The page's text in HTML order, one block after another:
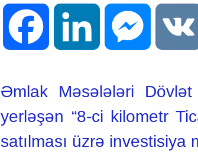
Facebook LinkedIn Messenger
Əmlak Məsələləri
yerləşən “8-ci kilometr
satılması üzrə investisiya